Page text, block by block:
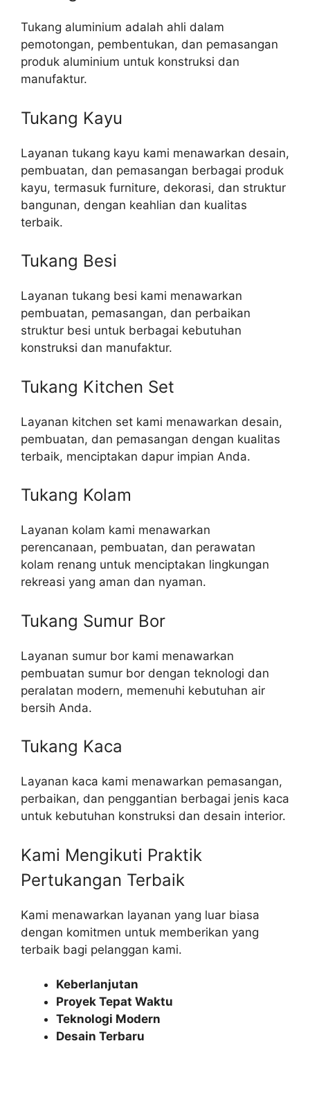
Tukang aluminium adalah ahli dalam
pemotongan, pembentukan, dan pemasangan
produk aluminium untuk konstruksi dan
manufaktur.
Tukang Kayu
Layanan tukang kayu kami menawarkan desain,
pembuatan, dan pemasangan berbagai produk
kayu, termasuk furniture, dekorasi, dan struktur
bangunan, dengan keahlian dan kualitas
terbaik.
Tukang Besi
Layanan tukang besi kami menawarkan
pembuatan, pemasangan, dan perbaikan
struktur besi untuk berbagai kebutuhan
konstruksi dan manufaktur.
Tukang Kitchen Set
Layanan kitchen set kami menawarkan desain,
pembuatan, dan pemasangan dengan kualitas
terbaik, menciptakan dapur impian Anda.
Tukang Kolam
Layanan kolam kami menawarkan
perencanaan, pembuatan, dan perawatan
kolam renang untuk menciptakan lingkungan
rekreasi yang aman dan nyaman.
Tukang Sumur Bor
Layanan sumur bor kami menawarkan
pembuatan sumur bor dengan teknologi dan
peralatan modern, memenuhi kebutuhan air
bersih Anda.
Tukang Kaca
Layanan kaca kami menawarkan pemasangan,
perbaikan, dan penggantian berbagai jenis kaca
untuk kebutuhan konstruksi dan desain interior.
Kami Mengikuti Praktik
Pertukangan Terbaik​
Kami menawarkan layanan yang luar biasa
dengan komitmen untuk memberikan yang
terbaik bagi pelanggan kami.
Keberlanjutan
Proyek Tepat Waktu
Teknologi Modern
Desain Terbaru